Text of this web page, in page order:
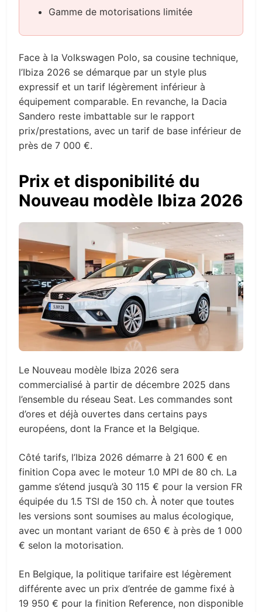
Gamme de motorisations limitée
Face à la Volkswagen Polo, sa cousine technique,
l’Ibiza 2026 se démarque par un style plus
expressif et un tarif légèrement inférieur à
équipement comparable. En revanche, la Dacia
Sandero reste imbattable sur le rapport
prix/prestations, avec un tarif de base inférieur de
près de 7 000 €.
Prix et disponibilité du
Nouveau modèle Ibiza 2026
Le Nouveau modèle Ibiza 2026 sera
commercialisé à partir de décembre 2025 dans
l’ensemble du réseau Seat. Les commandes sont
d’ores et déjà ouvertes dans certains pays
européens, dont la France et la Belgique.
Côté tarifs, l’Ibiza 2026 démarre à 21 600 € en
finition Copa avec le moteur 1.0 MPI de 80 ch. La
gamme s’étend jusqu’à 30 115 € pour la version FR
équipée du 1.5 TSI de 150 ch. À noter que toutes
les versions sont soumises au malus écologique,
avec un montant variant de 650 € à près de 1 000
€ selon la motorisation.
En Belgique, la politique tarifaire est légèrement
différente avec un prix d’entrée de gamme fixé à
19 950 € pour la finition Reference, non disponible